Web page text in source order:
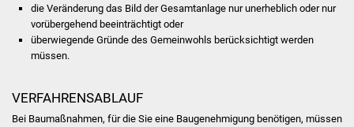
Was erledige ich wo
Dienstleistungen
Formulare
die Veränderung das Bild der Gesamtanlage nur unerheblich oder nur
vorübergehend beeinträchtigt oder
überwiegende Gründe des Gemeinwohls berücksichtigt werden
müssen.
VERFAHRENSABLAUF
Bei Baumaßnahmen, für die Sie eine Baugenehmigung benötigen, müssen